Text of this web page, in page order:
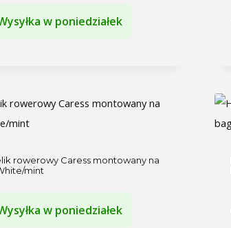
w poniedziałek
rowerowy Caress montowany na
mint
w poniedziałek